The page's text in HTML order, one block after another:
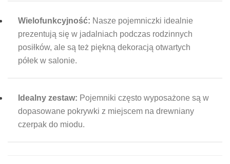
Wielofunkcyjność: Nasze pojemniczki idealnie
prezentują się w jadalniach podczas rodzinnych
posiłków, ale są też piękną dekoracją otwartych
półek w salonie.
Idealny zestaw: Pojemniki często wyposażone są w
dopasowane pokrywki z miejscem na drewniany
czerpak do miodu.